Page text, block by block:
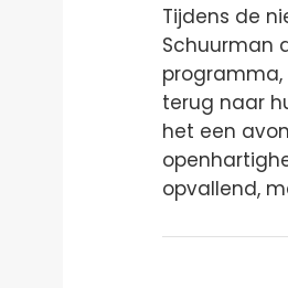
Tijdens de
Schuurman
programma,
terug naar
het een
opvallend,